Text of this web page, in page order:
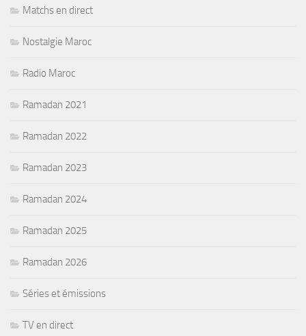
Matchs en direct
Nostalgie Maroc
Radio Maroc
Ramadan 2021
Ramadan 2022
Ramadan 2023
Ramadan 2024
Ramadan 2025
Ramadan 2026
Séries et émissions
TV en direct